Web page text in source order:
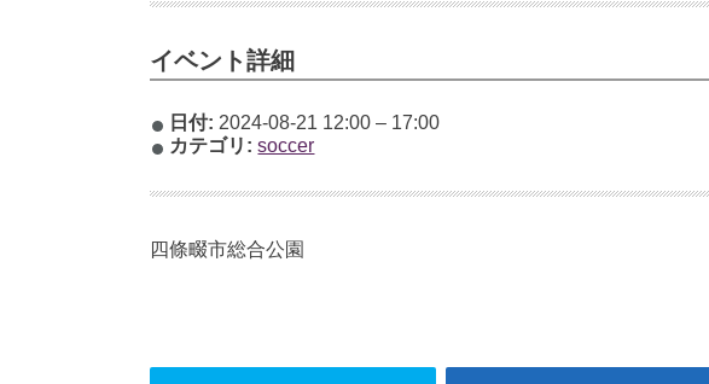
イベント詳細
日付: 2024-08-21 12:00 – 17:00
カテゴリ: soccer
四條畷市総合公園